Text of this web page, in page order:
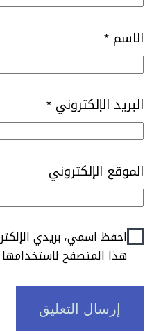
الاسم *
البريد الإلكتروني *
الموقع الإلكتروني
احفظ اسمي، بريدي
هذا المتصفح